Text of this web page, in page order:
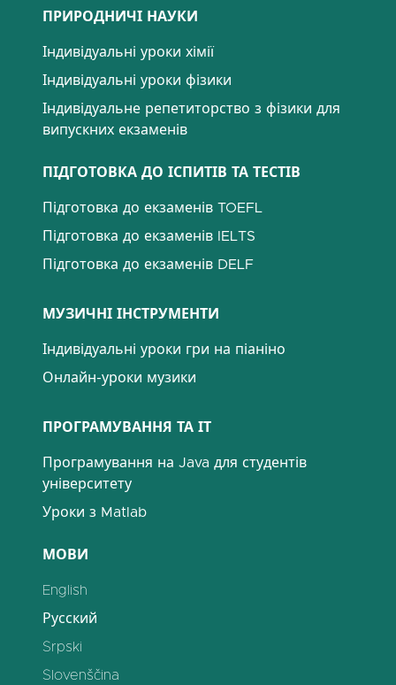
ПРИРОДНИЧІ НАУКИ
Індивідуальні уроки хімії
Індивідуальні уроки фізики
Індивідуальне репетиторство з фізики для
випускних екзаменів
ПІДГОТОВКА ДО ІСПИТІВ ТА ТЕСТІВ
Підготовка до екзаменів TOEFL
Підготовка до екзаменів IELTS
Підготовка до екзаменів DELF
МУЗИЧНІ ІНСТРУМЕНТИ
Індивідуальні уроки гри на піаніно
Онлайн-уроки музики
ПРОГРАМУВАННЯ ТА ІТ
Програмування на Java для студентів
університету
Уроки з Matlab
МОВИ
English
Русский
Srpski
Slovenščina